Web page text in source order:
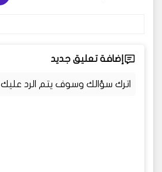
إضافة تعليق جديد
اترك سؤالك وسوف يتم الرد عليك